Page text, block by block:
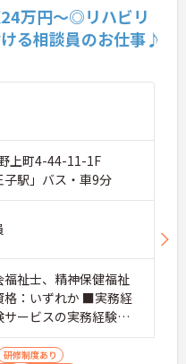
24万円～◎リハビリ
る相談員のお仕事♪
上町4-44-11-1F
子駅」バス・車9分
祉士、精神保健福祉
格：いずれか ■実務経
ービスの実務経験が
動車運転免許
研修制度あり